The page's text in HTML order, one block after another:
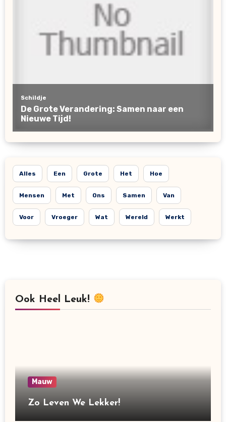
Alles Een Grote Het Hoe
Mensen Met Ons Samen Van
Voor Vroeger Wat Wereld Werkt
Ook Heel Leuk!
Mauw
Zo Leven We Lekker!